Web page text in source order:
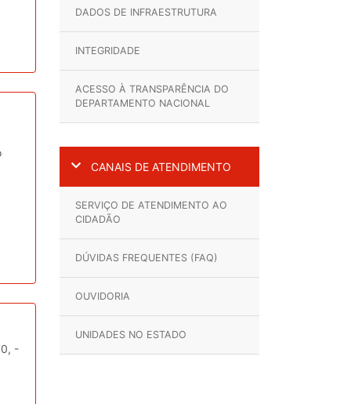
-
DADOS DE INFRAESTRUTURA
INTEGRIDADE
ACESSO À TRANSPARÊNCIA DO
DEPARTAMENTO NACIONAL
CANAIS DE ATENDIMENTO
SERVIÇO DE ATENDIMENTO AO
CIDADÃO
DÚVIDAS FREQUENTES (FAQ)
OUVIDORIA
UNIDADES NO ESTADO